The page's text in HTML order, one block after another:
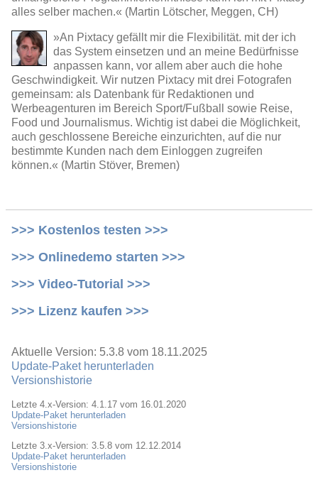
alles selber machen.« (Martin Lötscher, Meggen, CH)
»An Pixtacy gefällt mir die Flexibilität. mit der ich
das System einsetzen und an meine Bedürfnisse
anpassen kann, vor allem aber auch die hohe
Geschwindigkeit. Wir nutzen Pixtacy mit drei Fotografen
gemeinsam: als Datenbank für Redaktionen und
Werbeagenturen im Bereich Sport/Fußball sowie Reise,
Food und Journalismus. Wichtig ist dabei die Möglichkeit,
auch geschlossene Bereiche einzurichten, auf die nur
bestimmte Kunden nach dem Einloggen zugreifen
können.« (Martin Stöver, Bremen)
>>> Kostenlos testen >>>
>>> Onlinedemo starten >>>
>>> Video-Tutorial >>>
>>> Lizenz kaufen >>>
Aktuelle Version: 5.3.8 vom 18.11.2025
Update-Paket herunterladen
Versionshistorie
Letzte 4.x-Version: 4.1.17 vom 16.01.2020
Update-Paket herunterladen
Versionshistorie
Letzte 3.x-Version: 3.5.8 vom 12.12.2014
Update-Paket herunterladen
Versionshistorie